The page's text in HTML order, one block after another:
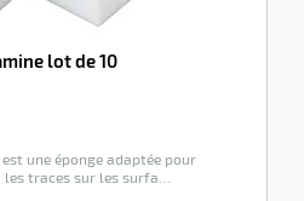
lot de 10
une éponge adaptée pour
traces sur les surfa…